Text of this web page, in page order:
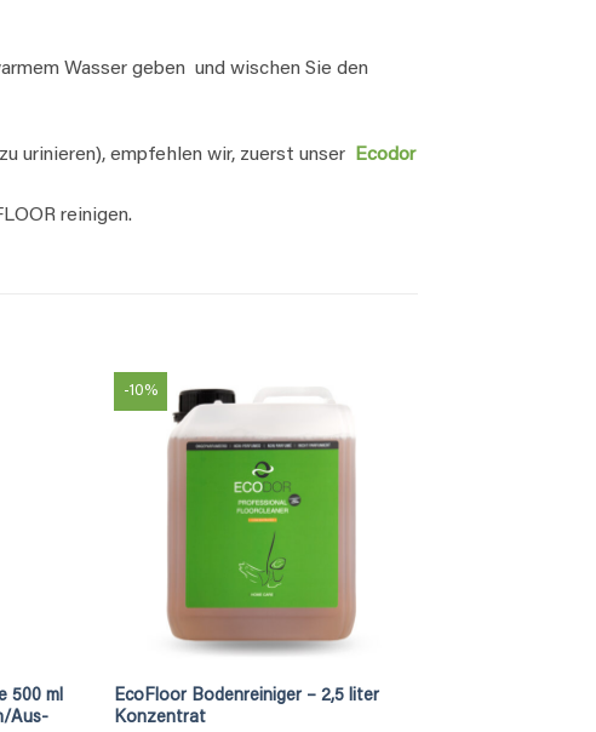
Wasser geben und wischen Sie den
urinieren), empfehlen wir, zuerst unser
Ecodor
reinigen.
500 ml
Aus-
-10%
EcoFloor Bodenreiniger – 2,5 liter
Konzentrat